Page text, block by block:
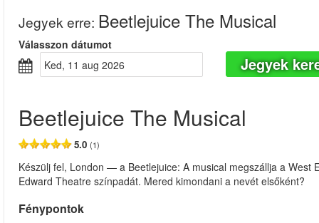
Jegyek erre: Beetlejuice The Musical
Válasszon dátumot
ked, 11 aug 2026
Jegyek
Beetlejuice The Musical
5.0 (1)
Készülj fel, London — a Beetlejuice: A musical megszállja a
Edward Theatre színpadát. Mered kimondani a nevét elsőként?
Fénypontok